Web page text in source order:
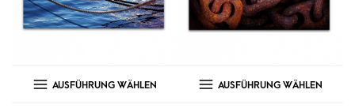
AUSFÜHRUNG WÄHLEN AUSFÜHRUNG WÄHLEN